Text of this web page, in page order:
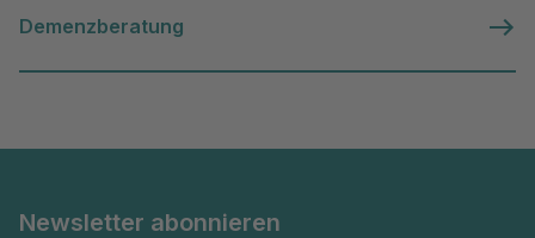
Demenzberatung
Newsletter abonnieren